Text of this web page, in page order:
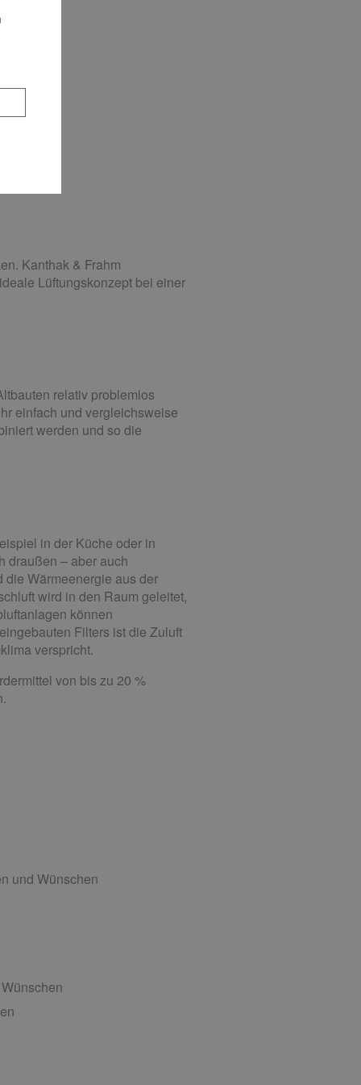
Kanthak & Frahm
Lüftungskonzept bei einer
relativ problemlos
einfach und vergleichsweise
werden und so die
in der Küche oder in
draußen – aber auch
die Wärmeenergie aus der
wird in den Raum geleitet,
können
Filters ist die Zuluft
verspricht.
von bis zu 20 %
und Wünschen